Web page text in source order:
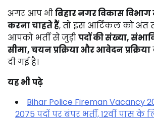
अगर आप भीबिहार नगर विकास
करना चाहते हैं, तो इस आर्टिकल को अंत
आपको भर्ती से जुड़ीपदों की संख्या,
सीमा, चयन प्रक्रिया और आवेदन प्रक्रिया
दी गई है।
यह भी पढ़े
Bihar Police Fireman Vacancy
2075 पदों पर बंपर भर्ती, 12वीं पास के